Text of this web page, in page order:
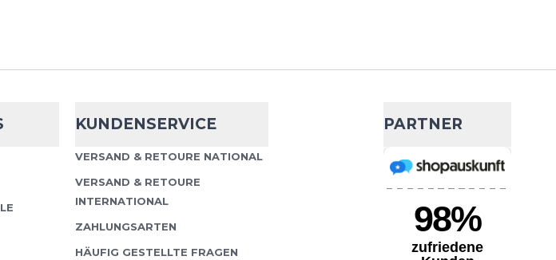
KUNDENSERVICE
VERSAND & RETOURE NATIONAL
VERSAND & RETOURE
INTERNATIONAL
ZAHLUNGSARTEN
HÄUFIG GESTELLTE FRAGEN
PARTNER